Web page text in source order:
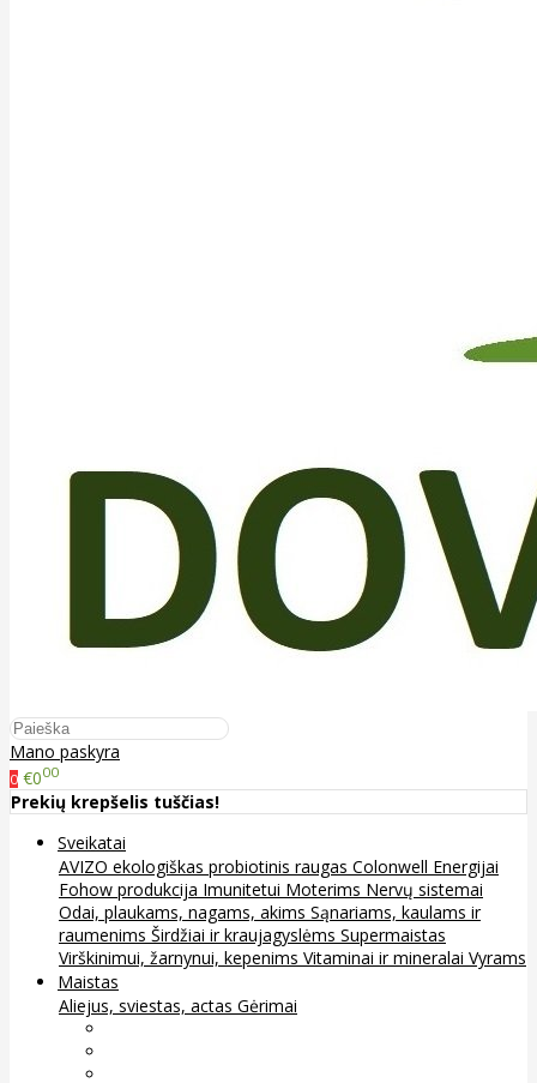
Mano paskyra
0 €000
Prekių krepšelis tuščias!
Sveikatai
AVIZO ekologiškas probiotinis raugas Colonwell Energijai
Fohow produkcija Imunitetui Moterims Nervų sistemai
Odai, plaukams, nagams, akims Sąnariams, kaulams ir
raumenims Širdžiai ir kraujagyslėms Supermaistas
Virškinimui, žarnynui, kepenims Vitaminai ir mineralai Vyrams
Maistas
Aliejus, sviestas, actas Gėrimai